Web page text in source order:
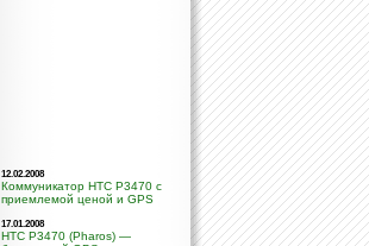
12.02.2008
Коммуникатор HTC P3470 с
приемлемой ценой и GPS
17.01.2008
HTC P3470 (Pharos) —